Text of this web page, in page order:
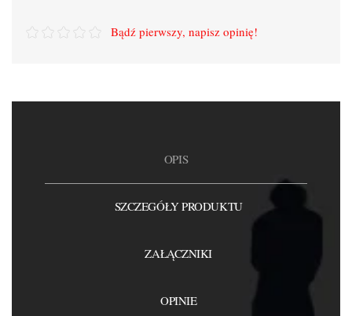
Bądź pierwszy, napisz opinię!
OPIS
SZCZEGÓŁY PRODUKTU
ZAŁĄCZNIKI
OPINIE